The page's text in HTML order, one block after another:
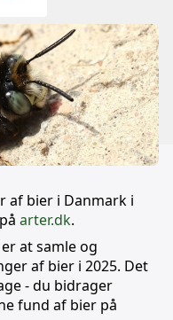
af bier i Danmark i
arter.dk.
at samle og
af bier i 2025. Det
- du bidrager
fund af bier på